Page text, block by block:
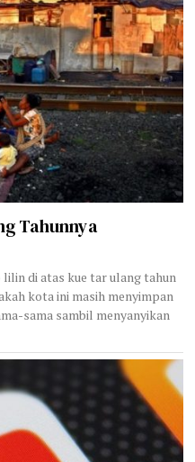
Tahunnya
lilin di atas kue tar ulang tahun
kota ini masih menyimpan
sama sambil menyanyikan